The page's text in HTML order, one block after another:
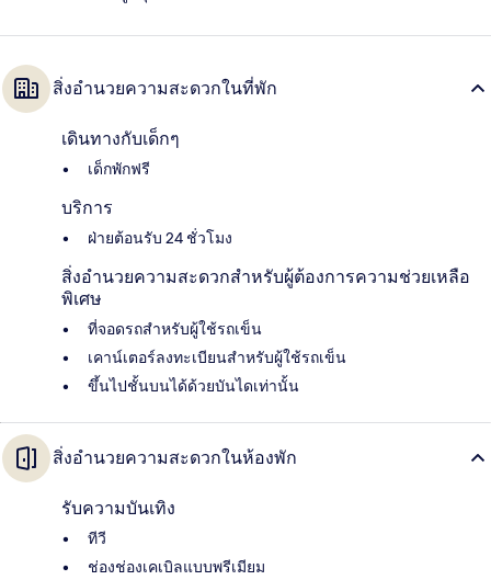
สิ่งอำนวยความสะดวกในที่พัก
เดินทางกับเด็กๆ
เด็กพักฟรี
บริการ
ฝ่ายต้อนรับ 24 ชั่วโมง
สิ่งอำนวยความสะดวกสำหรับผู้ต้องการความช่วยเหลือ
พิเศษ
ที่จอดรถสำหรับผู้ใช้รถเข็น
เคาน์เตอร์ลงทะเบียนสำหรับผู้ใช้รถเข็น
ขึ้นไปชั้นบนได้ด้วยบันไดเท่านั้น
สิ่งอำนวยความสะดวกในห้องพัก
รับความบันเทิง
ทีวี
ช่องช่องเคเบิลแบบพรีเมียม